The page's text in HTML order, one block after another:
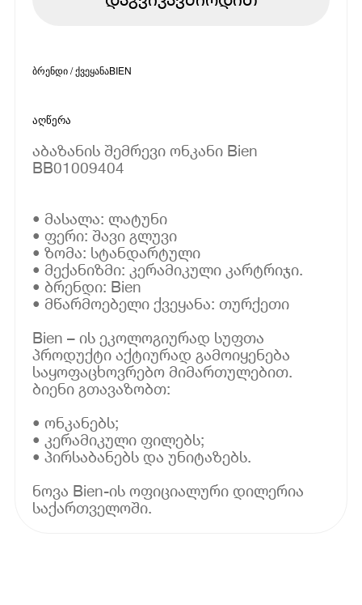
ბრენდი / ქვეყანაBIEN
აღწერა
აბაზანის შემრევი ონკანი Bien
BB01009404
• მასალა: ლატუნი
• ფერი: შავი გლუვი
• ზომა: სტანდარტული
• მექანიზმი: კერამიკული კარტრიჯი.
• ბრენდი: Bien
• მწარმოებელი ქვეყანა: თურქეთი
Bien – ის ეკოლოგიურად სუფთა
პროდუქტი აქტიურად გამოიყენება
საყოფაცხოვრებო მიმართულებით.
ბიენი გთავაზობთ:
• ონკანებს;
• კერამიკული ფილებს;
• პირსაბანებს და უნიტაზებს.
ნოვა Bien-ის ოფიციალური დილერია
საქართველოში.